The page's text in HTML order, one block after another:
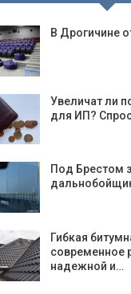
В Дрогичине
Увеличат ли
для ИП?
Под Брестом
Гибкая
современное
надежной и…